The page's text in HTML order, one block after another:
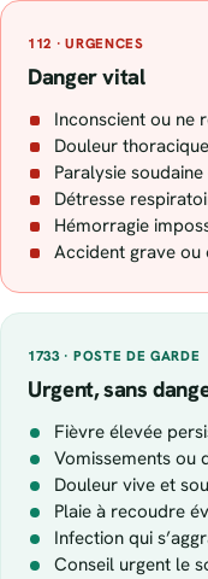
112 · URGENCES
Danger vital
Inconscient ou ne
Douleur
Paralysie
Détresse
Hémorragie
Accident grave ou
1733 · POSTE DE GARDE
Urgent, sans
Fièvre élevée
Vomissements ou
Douleur vive et
Plaie à recoudre
Infection qui
Conseil urgent le